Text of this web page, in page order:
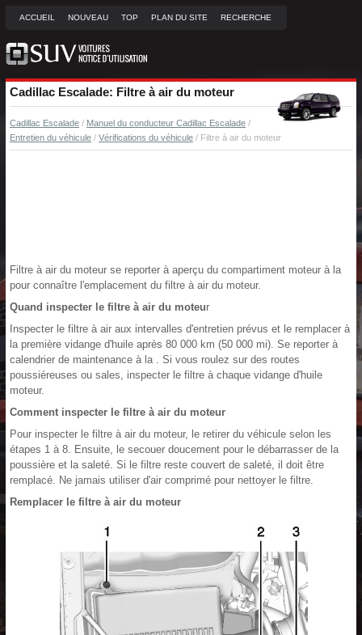
ACCUEIL NOUVEAU TOP PLAN DU SITE RECHERCHE
Cadillac Escalade: Filtre à air du moteur
Cadillac Escalade / Manuel du conducteur Cadillac Escalade /
Entretien du véhicule / Vérifications du véhicule / Filtre à air du moteur
Filtre à air du moteur se reporter à aperçu du compartiment moteur à la
pour connaître l'emplacement du filtre à air du moteur.
Quand inspecter le filtre à air du moteur
Inspecter le filtre à air aux intervalles d'entretien prévus et le remplacer à
la première vidange d'huile après 80 000 km (50 000 mi). Se reporter à
calendrier de maintenance à la . Si vous roulez sur des routes
poussiéreuses ou sales, inspecter le filtre à chaque vidange d'huile
moteur.
Comment inspecter le filtre à air du moteur
Pour inspecter le filtre à air du moteur, le retirer du véhicule selon les
étapes 1 à 8. Ensuite, le secouer doucement pour le débarrasser de la
poussière et la saleté. Si le filtre reste couvert de saleté, il doit être
remplacé. Ne jamais utiliser d'air comprimé pour nettoyer le filtre.
Remplacer le filtre à air du moteur